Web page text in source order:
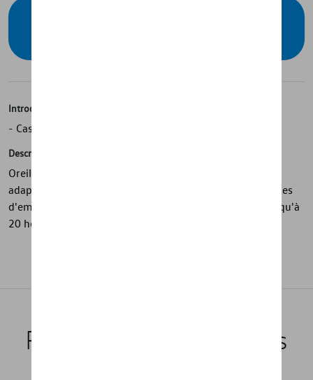
Introduction
- Casque Bluetooth en bleu moyen
Description
Oreillettes Bluetooth sans fil avec support de charge,
adaptées à la charge USB et sans fil. Comprend trois tailles
d'embouts, résistants à l'eau et à la saleté et offrant jusqu'à
20 heures d'utilisation. Câble USB inclus.
Produits recommandés